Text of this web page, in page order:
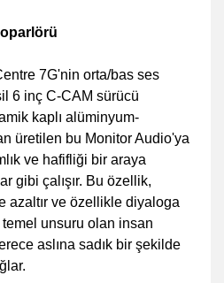
7G'nin orta/bas ses
6 inç C-CAM sürücü
kaplı alüminyum-
üretilen bu Monitor Audio'ya
ve hafifliği bir araya
gibi çalışır. Bu özellik,
azaltır ve özellikle diyaloga
unsuru olan insan
aslına sadık bir şekilde